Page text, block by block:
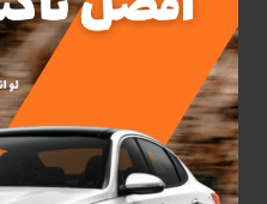
أسرع
وأرخص
الكويت
2025